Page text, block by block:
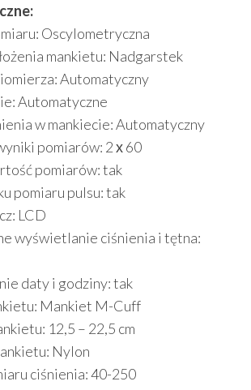
Oscylometryczna
mankietu: Nadgarstek
Automatyczny
Automatyczne
w mankiecie: Automatyczny
pomiarów: 2 х 60
pomiarów: tak
pomiaru pulsu: tak
LCD
wyświetlanie ciśnienia i tętna:
daty i godziny: tak
Mankiet M-Cuff
12,5 – 22,5 cm
Nylon
ciśnienia: 40-250